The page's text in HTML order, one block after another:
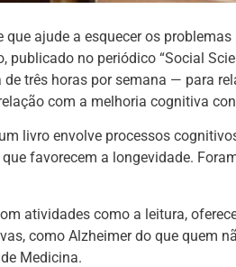
ajude a esquecer os
publicado no periódico “Social
três horas por semana — para
com a melhoria cognitiva
livro envolve processos
favorecem a longevidade.
atividades como a leitura,
como Alzheimer do que quem
Medicina.